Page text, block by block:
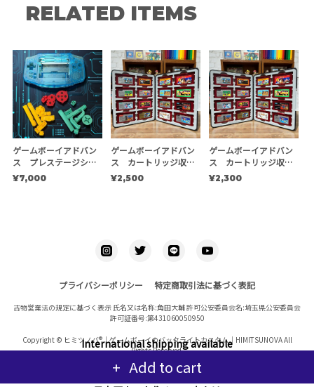
RELATED ITEMS
ゲームボーイアドバン
ス プレステージシェ
ルキット 【EXE】
¥7,000
ゲームボーイアドバン
ス カートリッジ収納
ケース
¥2,500
ゲームボーイアドバン
ス カートリッジ収納
ケース ※複数個用
¥2,300
International shipping available
Add to cart
プライバシーポリシー 特定商取引法に基づく表記
古物営業法の規定に基づく表示 氏名又は名称:角田大輔 許可公安委員会名:埼玉県公安委員会
許可証番号:第431060050950
Copyright © ヒミツノバ®｜ゲームボーイのバックライトカスタム｜HIMITSUNOVA All
Rights Reserved.